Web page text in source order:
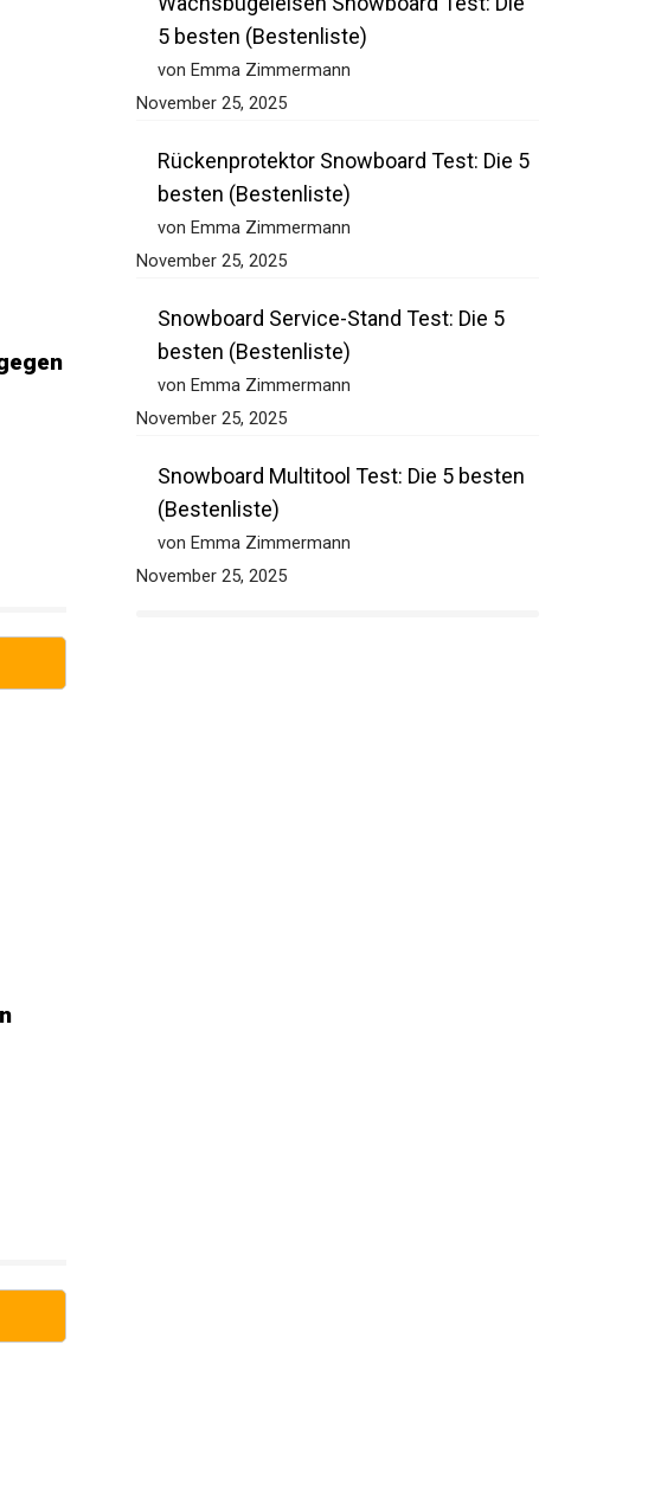
5 besten (Bestenliste)
von Emma Zimmermann
November 25, 2025
Rückenprotektor Snowboard Test: Die 5
besten (Bestenliste)
von Emma Zimmermann
November 25, 2025
Snowboard Service-Stand Test: Die 5
besten (Bestenliste)
von Emma Zimmermann
November 25, 2025
Snowboard Multitool Test: Die 5 besten
(Bestenliste)
von Emma Zimmermann
November 25, 2025